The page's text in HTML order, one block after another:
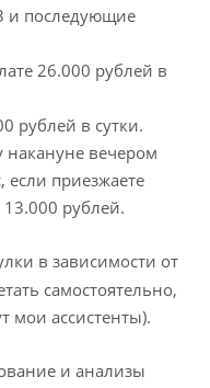
и последующие
26.000 рублей в
рублей в сутки.
накануне вечером
если приезжаете
13.000 рублей.
в зависимости от
самостоятельно,
мои ассистенты).
и анализы